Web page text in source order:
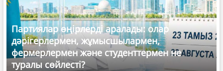
Партиялар өңірлерді аралады: олар
дәрігерлермен, жұмысшылармен,
фермерлермен және студенттермен не
туралы сөйлесті?